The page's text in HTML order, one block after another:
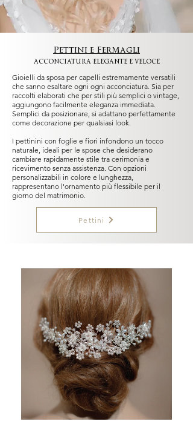
Pettini e Fermagli
acconciatura elegante e veloce
Gioielli da sposa per capelli estremamente versatili
che sanno esaltare ogni ogni acconciatura. Sia per
raccolti elaborati che per stili più semplici o vintage,
aggiungono facilmente eleganza immediata.
Semplici da posizionare, si adattano perfettamente
come decorazione per qualsiasi look.
I pettinini con foglie e fiori infondono un tocco
naturale, ideali per le spose che desiderano
cambiare rapidamente stile tra cerimonia e
ricevimento senza assistenza. Con opzioni
personalizzabili in colore e lunghezza,
rappresentano l'ornamento più flessibile per il
giorno del matrimonio.
Pettini